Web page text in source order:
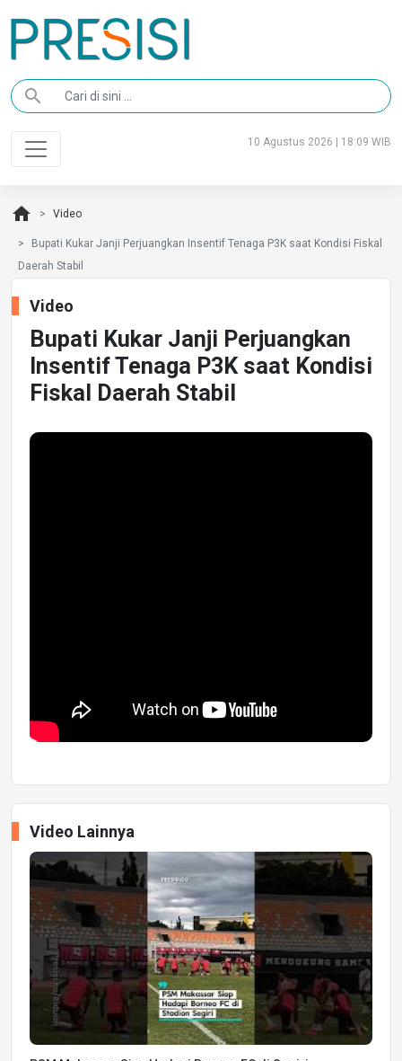
search
10 Agustus 2026 | 18:09 WIB
home Video
Bupati Kukar Janji Perjuangkan Insentif Tenaga P3K saat Kondisi Fiskal
Daerah Stabil
Video
Bupati Kukar Janji Perjuangkan
Insentif Tenaga P3K saat Kondisi
Fiskal Daerah Stabil
Video Lainnya